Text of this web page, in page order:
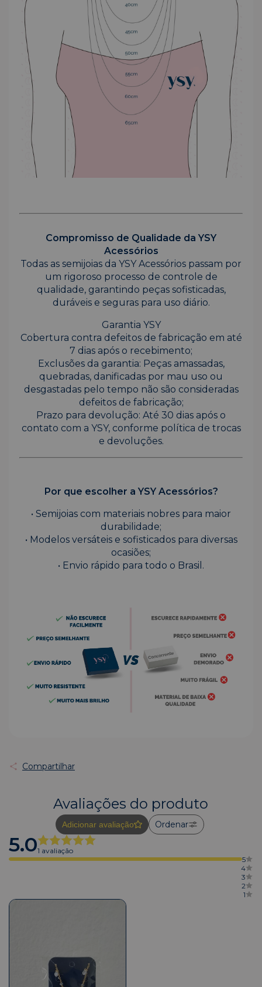
Compromisso de Qualidade da YSY
Acessórios
Todas as semijoias da YSY Acessórios passam por
um rigoroso processo de controle de
qualidade, garantindo peças sofisticadas,
duráveis e seguras para uso diário.
Garantia YSY
Cobertura contra defeitos de fabricação em até
7 dias após o recebimento;
Exclusões da garantia: Peças amassadas,
quebradas, danificadas por mau uso ou
desgastadas pelo tempo não são consideradas
defeitos de fabricação;
Prazo para devolução: Até 30 dias após o
contato com a YSY, conforme política de trocas
e devoluções.
Por que escolher a YSY Acessórios?
• Semijoias com materiais nobres para maior
durabilidade;
• Modelos versáteis e sofisticados para diversas
ocasiões;
• Envio rápido para todo o Brasil.
Compartilhar
Avaliações do produto
Adicionar avaliação Ordenar
5.01 avaliação
5
4
3
2
1